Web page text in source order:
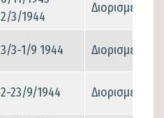
2/3/1944
Διορισμένος
3/3-1/9 1944 Διορισμένος
2-23/9/1944 Διορισμένος